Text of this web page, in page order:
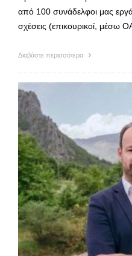
από 100 συνάδελφοι μας
σχέσεις (επικουρικοί, μέσω
Διαβάστε περισσότερα